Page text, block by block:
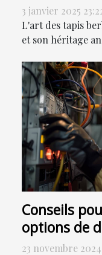
3 janvier 2025
L'art des tapis
et son héritage
Conseils
options de
23 novembre